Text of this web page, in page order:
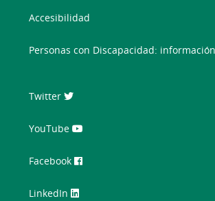
Accesibilidad
Personas con Discapacidad:
Twitter
YouTube
Facebook
LinkedIn